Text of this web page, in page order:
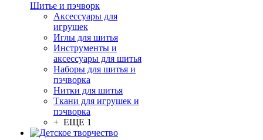
Шитье и пэчворк
Аксессуары для
игрушек
Иглы для шитья
Инструменты и
аксессуары для шитья
Наборы для шитья и
пэчворка
Нитки для шитья
Ткани для игрушек и
пэчворка
+ ЕЩЕ 1